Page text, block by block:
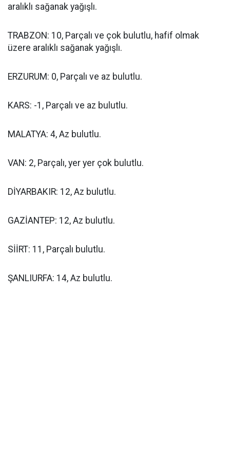
aralıklı sağanak yağışlı.
TRABZON: 10, Parçalı ve çok bulutlu, hafif olmak
üzere aralıklı sağanak yağışlı.
ERZURUM: 0, Parçalı ve az bulutlu.
KARS: -1, Parçalı ve az bulutlu.
MALATYA: 4, Az bulutlu.
VAN: 2, Parçalı, yer yer çok bulutlu.
DİYARBAKIR: 12, Az bulutlu.
GAZİANTEP: 12, Az bulutlu.
SİİRT: 11, Parçalı bulutlu.
ŞANLIURFA: 14, Az bulutlu.